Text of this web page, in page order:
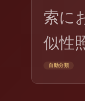
索に
似性
自動分類